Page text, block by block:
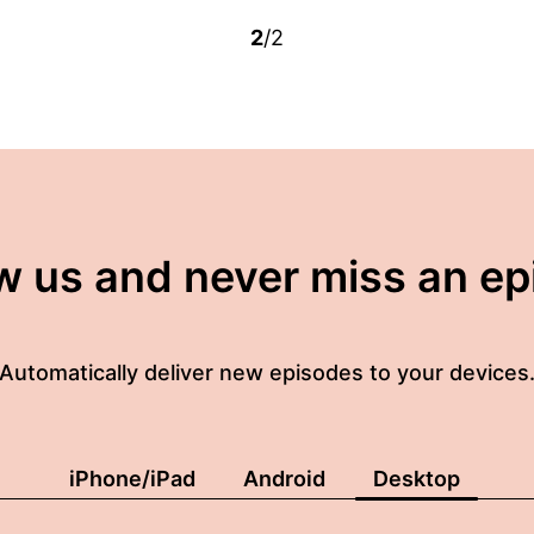
2/2
us and never miss an
Automatically deliver new episodes to your devices.
iPhone/iPad Android Desktop